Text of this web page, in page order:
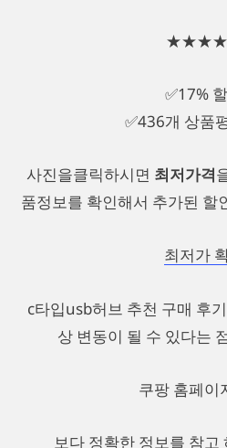
✅17%
✅436개 상품
사진을클릭하시면 최저가격
품정보를 확인해서 추가된 할
최저가
c타입usb허브 추천 구매 후
상 변동이 될 수 있다는
쿠팡 홈페이
보다 정확한 정보를 참고